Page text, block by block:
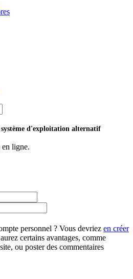
système d'exploitation alternatif
en ligne.
personnel ? Vous devriez en créer
certains avantages, comme
ou poster des commentaires